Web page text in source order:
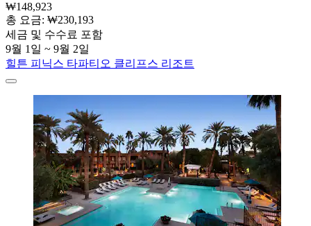
₩148,923
총 요금: ₩230,193
세금 및 수수료 포함
9월 1일 ~ 9월 2일
힐튼 피닉스 타파티오 클리프스 리조트